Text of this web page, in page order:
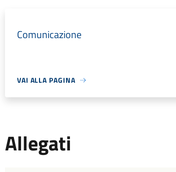
Comunicazione
VAI ALLA PAGINA
Allegati